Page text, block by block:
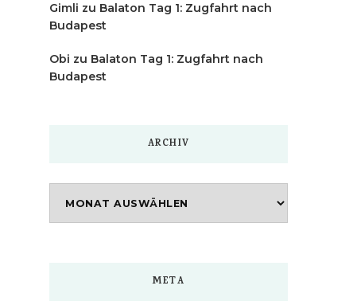
Gimli zu Balaton Tag 1: Zugfahrt nach
Budapest
Obi zu Balaton Tag 1: Zugfahrt nach
Budapest
ARCHIV
META